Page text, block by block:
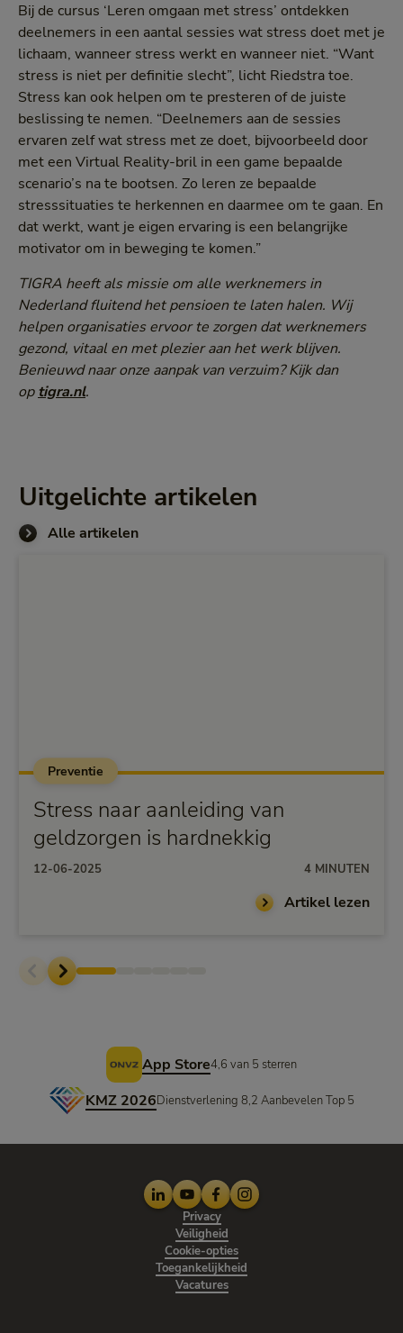
Bij de cursus ‘Leren omgaan met stress’ ontdekken
deelnemers in een aantal sessies wat stress doet met je
lichaam, wanneer stress werkt en wanneer niet. “Want
stress is niet per definitie slecht”, licht Riedstra toe.
Stress kan ook helpen om te presteren of de juiste
beslissing te nemen. “Deelnemers aan de sessies
ervaren zelf wat stress met ze doet, bijvoorbeeld door
met een Virtual Reality-bril in een game bepaalde
scenario’s na te bootsen. Zo leren ze bepaalde
stresssituaties te herkennen en daarmee om te gaan. En
dat werkt, want je eigen ervaring is een belangrijke
motivator om in beweging te komen.”
TIGRA heeft als missie om alle werknemers in
Nederland fluitend het pensioen te laten halen. Wij
helpen organisaties ervoor te zorgen dat werknemers
gezond, vitaal en met plezier aan het werk blijven.
Benieuwd naar onze aanpak van verzuim? Kijk dan
optigra.nl.
Uitgelichte artikelen
Alle artikelen
Preventie
Stress naar aanleiding van
geldzorgen is hardnekkig
12-06-2025 4 MINUTEN
Artikel lezen
App Store4,6 van 5 sterren
KMZ 2026Dienstverlening 8,2 Aanbevelen Top 5
LinkedIn
YoutubeFacebook
Instagram
Privacy
Veiligheid
Cookie-opties
Toegankelijkheid
Vacatures